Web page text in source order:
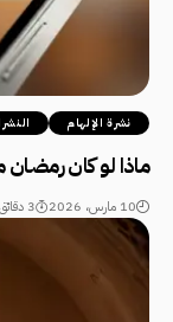
نشرة الإلهام
ماذا لو كان
10 مارس، 2026 3 دقائق